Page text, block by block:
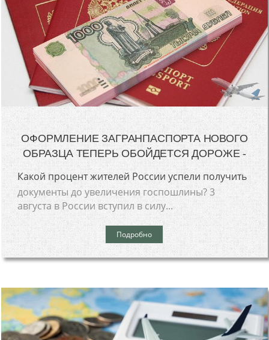
ОФОРМЛЕНИЕ ЗАГРАНПАСПОРТА НОВОГО
ОБРАЗЦА ТЕПЕРЬ ОБОЙДЕТСЯ ДОРОЖЕ -
Какой процент жителей России успели получить
документы до увеличения госпошлины? 3
августа в России вступил в силу...
Подробно